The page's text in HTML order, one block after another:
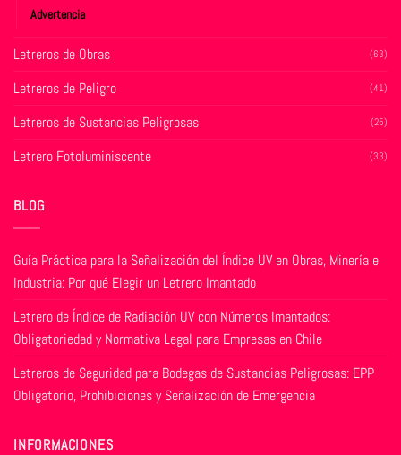
Advertencia
Letreros de Obras (63)
Letreros de Peligro (41)
Letreros de Sustancias Peligrosas (25)
Letrero Fotoluminiscente (33)
BLOG
Guía Práctica para la Señalización del Índice UV en Obras, Minería e
Industria: Por qué Elegir un Letrero Imantado
Letrero de Índice de Radiación UV con Números Imantados:
Obligatoriedad y Normativa Legal para Empresas en Chile
Letreros de Seguridad para Bodegas de Sustancias Peligrosas: EPP
Obligatorio, Prohibiciones y Señalización de Emergencia
INFORMACIONES